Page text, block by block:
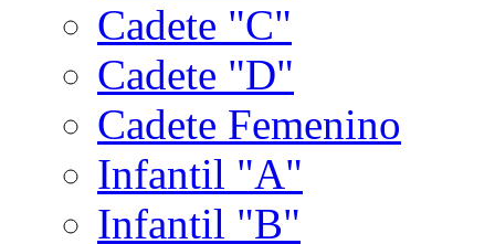
Cadete "C"
Cadete "D"
Cadete Femenino
Infantil "A"
Infantil "B"